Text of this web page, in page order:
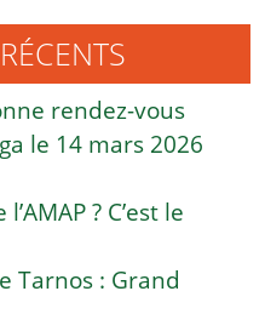
rendez-vous
le 14 mars 2026
? C’est le
Tarnos : Grand